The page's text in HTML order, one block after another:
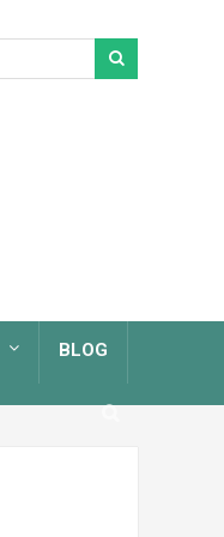
BLOG